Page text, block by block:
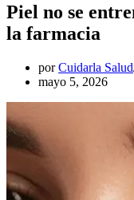
Piel no se
la farmacia
porCuidarla Salud
mayo 5, 2026